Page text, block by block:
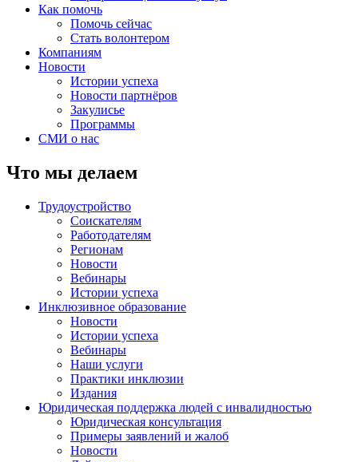
Как помочь
Помочь сейчас
Стать волонтером
Компаниям
Новости
Истории успеха
Новости партнёров
Закулисье
Программы
СМИ о нас
Что мы делаем
Трудоустройство
Соискателям
Работодателям
Регионам
Новости
Вебинары
Истории успеха
Инклюзивное образование
Новости
Истории успеха
Вебинары
Наши услуги
Практики инклюзии
Издания
Юридическая поддержка людей с инвалидностью
Юридическая консультация
Примеры заявлений и жалоб
Новости